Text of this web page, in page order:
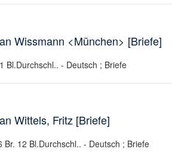
Wissmann <München> [Briefe]
Bl.Durchschl.. - Deutsch ; Briefe
Wittels, Fritz [Briefe]
12 Bl.Durchschl.. - Deutsch ; Briefe